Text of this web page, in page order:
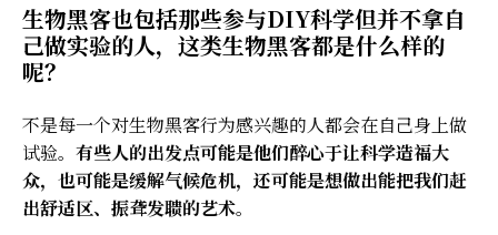
生物黑客也包括那些参与DIY科学但并不拿自
己做实验的人，这类生物黑客都是什么样的
呢？
不是每一个对生物黑客行为感兴趣的人都会在自己身上做
试验。 有些人的出发点可能是他们醉心于让科学造福大
众，也可能是缓解气候危机，还可能是想做出能把我们赶
出舒适区、振聋发聩的艺术。